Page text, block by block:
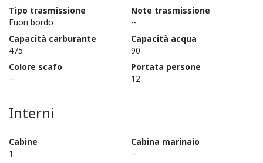
Tipo trasmissione
Fuori bordo
Capacità carburante
475
Colore scafo
--
Note trasmissione
--
Capacità acqua
90
Portata persone
12
Interni
Cabine
1
Cabina marinaio
--